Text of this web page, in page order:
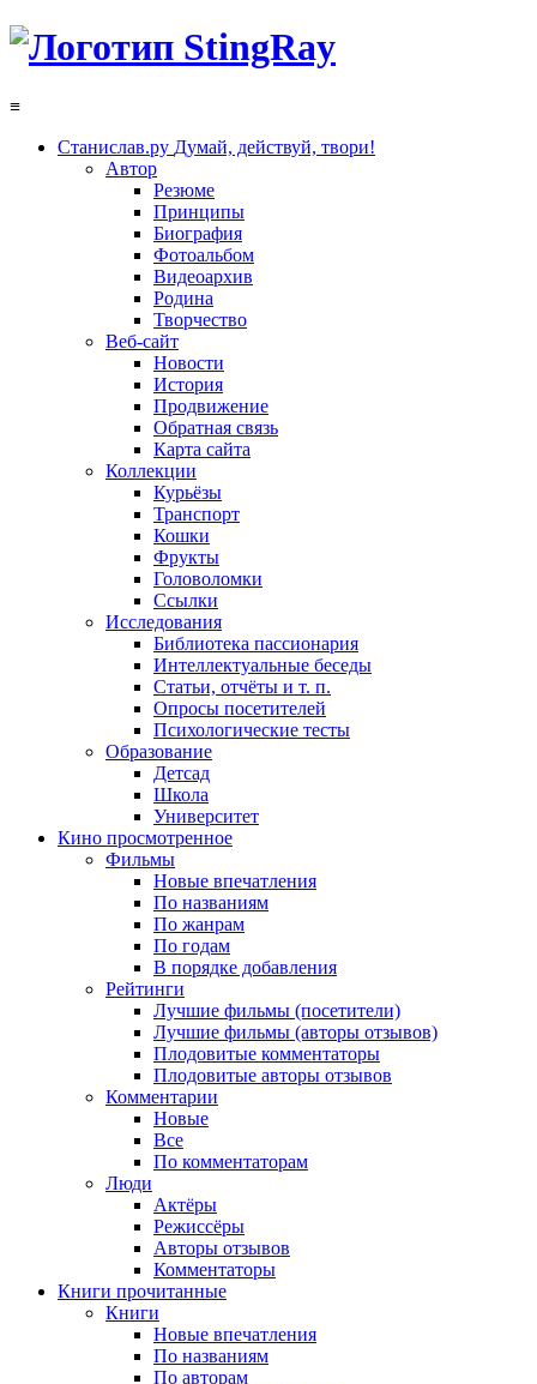
≡
Станислав.ру Думай, действуй, твори!
Автор
Резюме
Принципы
Биография
Фотоальбом
Видеоархив
Родина
Творчество
Веб-сайт
Новости
История
Продвижение
Обратная связь
Карта сайта
Коллекции
Курьёзы
Транспорт
Кошки
Фрукты
Головоломки
Ссылки
Исследования
Библиотека пассионария
Интеллектуальные беседы
Статьи, отчёты и т. п.
Опросы посетителей
Психологические тесты
Образование
Детсад
Школа
Университет
Кино просмотренное
Фильмы
Новые впечатления
По названиям
По жанрам
По годам
В порядке добавления
Рейтинги
Лучшие фильмы (посетители)
Лучшие фильмы (авторы отзывов)
Плодовитые комментаторы
Плодовитые авторы отзывов
Комментарии
Новые
Все
По комментаторам
Люди
Актёры
Режиссёры
Авторы отзывов
Комментаторы
Книги прочитанные
Книги
Новые впечатления
По названиям
По авторам